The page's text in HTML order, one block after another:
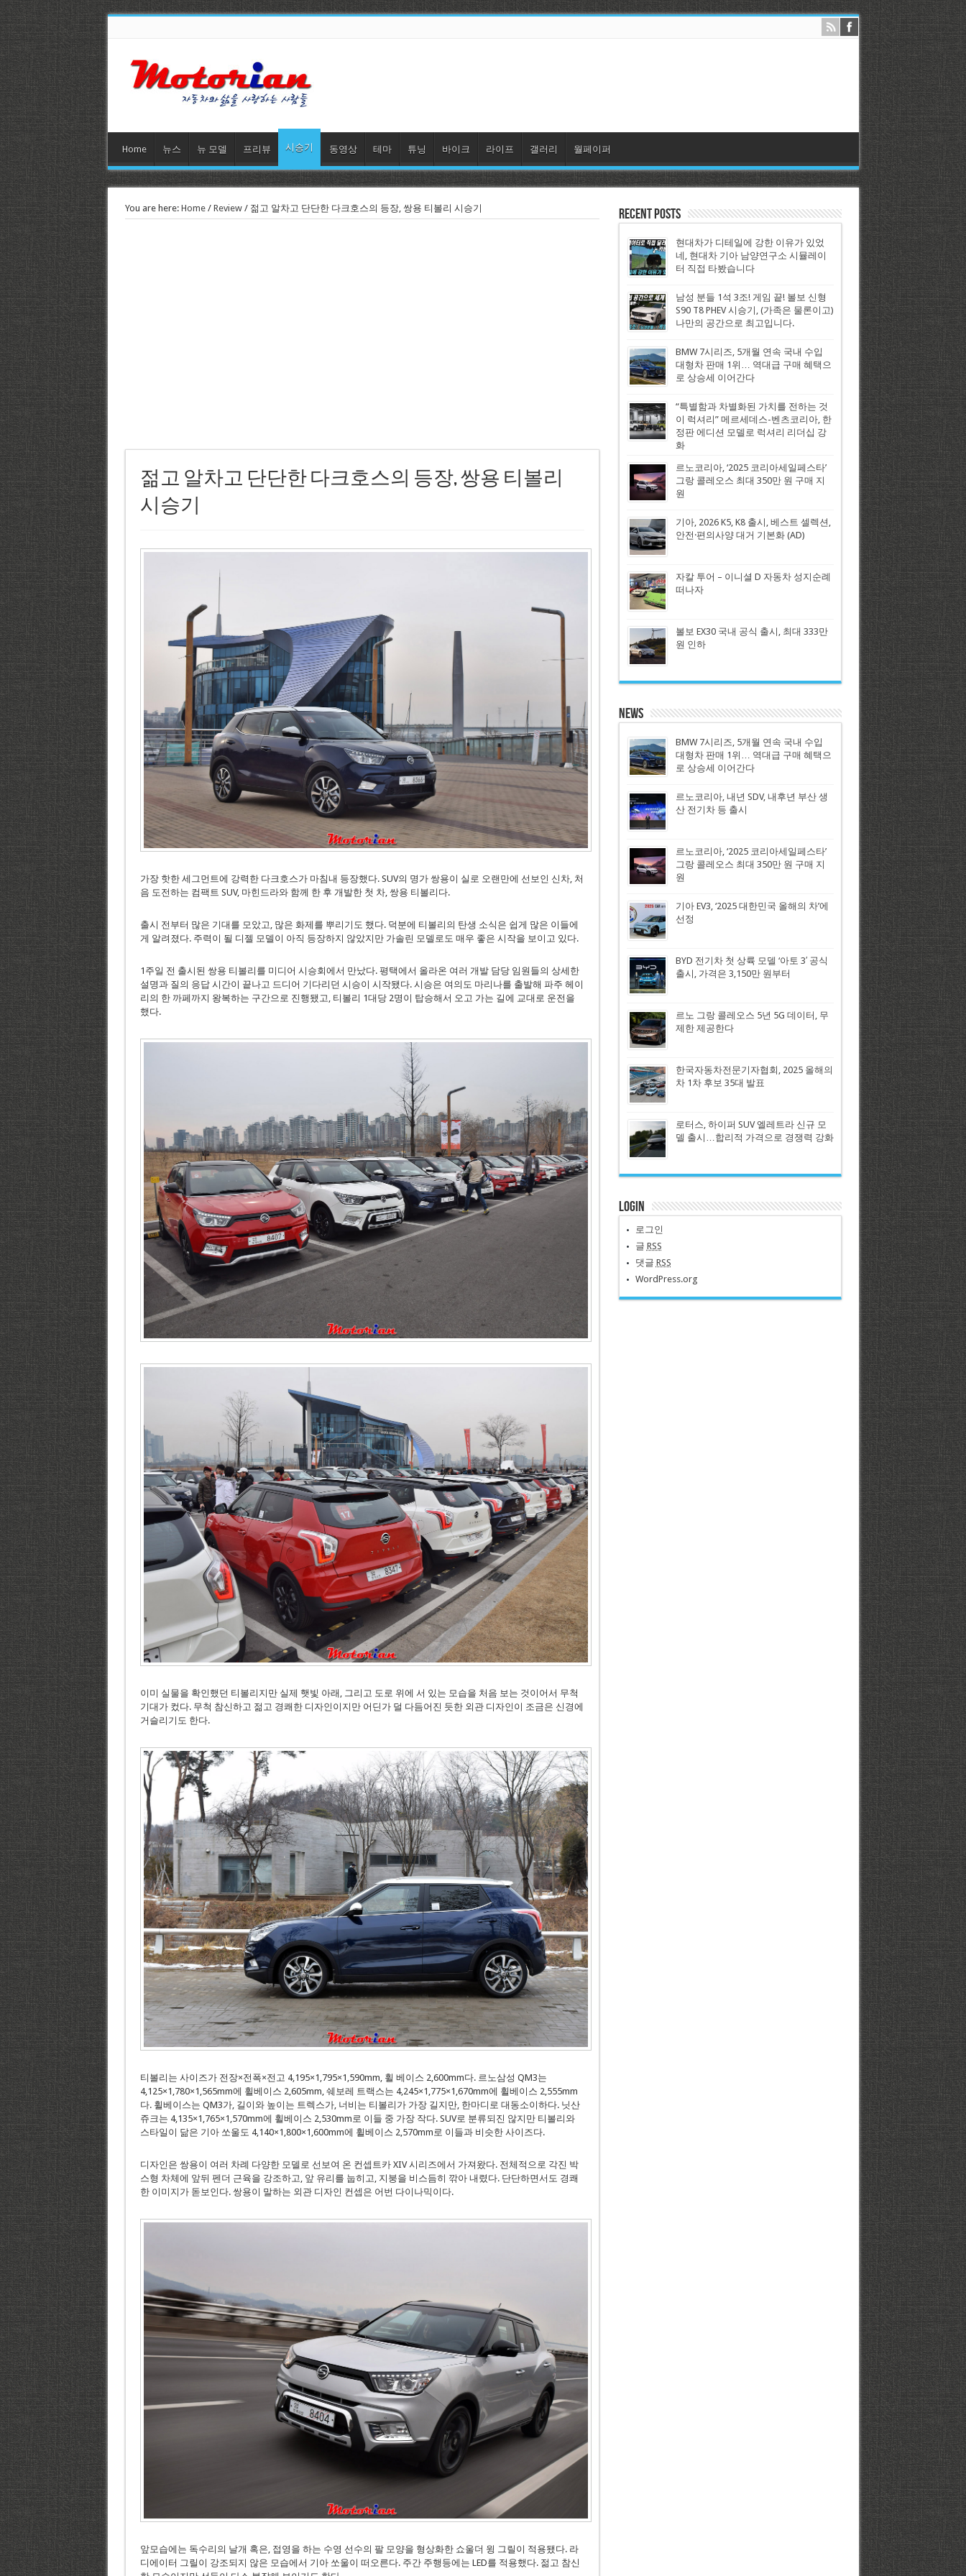
Home 뉴스 뉴 모델 프리뷰 시승기 동영상 테마 튜닝 바이크 라이프 갤러리 월페이퍼
You are here: Home/ Review/ 젊고 알차고 단단한 다크호스의 등장, 쌍용 티볼리 시승기
젊고 알차고 단단한 다크호스의 등장, 쌍용 티볼리
시승기
가장 핫한 세그먼트에 강력한 다크호스가 마침내 등장했다. SUV의 명가 쌍용이 실로 오랜만에 선보인 신차, 처
음 도전하는 컴팩트 SUV, 마힌드라와 함께 한 후 개발한 첫 차, 쌍용 티볼리다.
출시 전부터 많은 기대를 모았고, 많은 화제를 뿌리기도 했다. 덕분에 티볼리의 탄생 소식은 쉽게 많은 이들에
게 알려졌다. 주력이 될 디젤 모델이 아직 등장하지 않았지만 가솔린 모델로도 매우 좋은 시작을 보이고 있다.
1주일 전 출시된 쌍용 티볼리를 미디어 시승회에서 만났다. 평택에서 올라온 여러 개발 담당 임원들의 상세한
설명과 질의 응답 시간이 끝나고 드디어 기다리던 시승이 시작됐다. 시승은 여의도 마리나를 출발해 파주 헤이
리의 한 까페까지 왕복하는 구간으로 진행됐고, 티볼리 1대당 2명이 탑승해서 오고 가는 길에 교대로 운전을
했다.
이미 실물을 확인했던 티볼리지만 실제 햇빛 아래, 그리고 도로 위에 서 있는 모습을 처음 보는 것이어서 무척
기대가 컸다. 무척 참신하고 젊고 경쾌한 디자인이지만 어딘가 덜 다듬어진 듯한 외관 디자인이 조금은 신경에
거슬리기도 한다.
티볼리는 사이즈가 전장×전폭×전고 4,195×1,795×1,590mm, 휠 베이스 2,600mm다. 르노삼성 QM3는
4,125×1,780×1,565mm에 휠베이스 2,605mm, 쉐보레 트랙스는 4,245×1,775×1,670mm에 휠베이스 2,555mm
다. 휠베이스는 QM3가, 길이와 높이는 트렉스가, 너비는 티볼리가 가장 길지만, 한마디로 대동소이하다. 닛산
쥬크는 4,135×1,765×1,570mm에 휠베이스 2,530mm로 이들 중 가장 작다. SUV로 분류되진 않지만 티볼리와
스타일이 닮은 기아 쏘울도 4,140×1,800×1,600mm에 휠베이스 2,570mm로 이들과 비슷한 사이즈다.
디자인은 쌍용이 여러 차례 다양한 모델로 선보여 온 컨셉트카 XIV 시리즈에서 가져왔다. 전체적으로 각진 박
스형 차체에 앞뒤 펜더 근육을 강조하고, 앞 유리를 눕히고, 지붕을 비스듬히 깎아 내렸다. 단단하면서도 경쾌
한 이미지가 돋보인다. 쌍용이 말하는 외관 디자인 컨셉은 어번 다이나믹이다.
앞모습에는 독수리의 날개 혹은, 접영을 하는 수영 선수의 팔 모양을 형상화한 쇼울더 윙 그릴이 적용됐다. 라
디에이터 그릴이 강조되지 않은 모습에서 기아 쏘울이 떠오른다. 주간 주행등에는 LED를 적용했다. 젊고 참신
Recent Posts
현대차가 디테일에 강한 이유가 있었
네, 현대차 기아 남양연구소 시뮬레이
터 직접 타봤습니다
남성 분들 1석 3조! 게임 끝! 볼보 신형
S90 T8 PHEV 시승기, (가족은 물론이고)
나만의 공간으로 최고입니다.
BMW 7시리즈, 5개월 연속 국내 수입
대형차 판매 1위… 역대급 구매 혜택으
로 상승세 이어간다
“특별함과 차별화된 가치를 전하는 것
이 럭셔리” 메르세데스-벤츠코리아, 한
정판 에디션 모델로 럭셔리 리더십 강
화
르노코리아, ‘2025 코리아세일페스타’
그랑 콜레오스 최대 350만 원 구매 지
원
기아, 2026 K5, K8 출시, 베스트 셀렉션,
안전·편의사양 대거 기본화 (AD)
자칼 투어 – 이니셜 D 자동차 성지순례
떠나자
볼보 EX30 국내 공식 출시, 최대 333만
원 인하
News
BMW 7시리즈, 5개월 연속 국내 수입
대형차 판매 1위… 역대급 구매 혜택으
로 상승세 이어간다
르노코리아, 내년 SDV, 내후년 부산 생
산 전기차 등 출시
르노코리아, ‘2025 코리아세일페스타’
그랑 콜레오스 최대 350만 원 구매 지
원
기아 EV3, ‘2025 대한민국 올해의 차’에
선정
BYD 전기차 첫 상륙 모델 ‘아토 3′ 공식
출시, 가격은 3,150만 원부터
르노 그랑 콜레오스 5년 5G 데이터, 무
제한 제공한다
한국자동차전문기자협회, 2025 올해의
차 1차 후보 35대 발표
로터스, 하이퍼 SUV 엘레트라 신규 모
델 출시…합리적 가격으로 경쟁력 강화
Login
로그인
글 RSS
댓글 RSS
WordPress.org